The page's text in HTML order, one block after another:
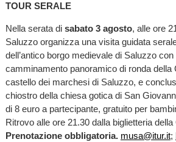
TOUR SERALE
Nella serata di sabato 3 agosto, alle ore
Saluzzo organizza una visita guidata
dell’antico borgo medievale di Saluzzo
camminamento panoramico di ronda della
castello dei marchesi di Saluzzo, e
chiostro della chiesa gotica di San
di 8 euro a partecipante, gratuito per
Ritrovo alle ore 21.30 dalla biglietteria della
Prenotazione obbligatoria. musa@itur.it;